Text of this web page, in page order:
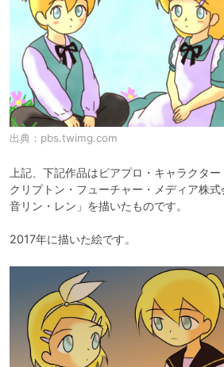
出典： pbs.twimg.com
上記、下記作品はピアプロ・キャラクタ
クリプトン・フューチャー・メディア株
音リン・レン」を描いたものです。
2017年に描いた絵です。